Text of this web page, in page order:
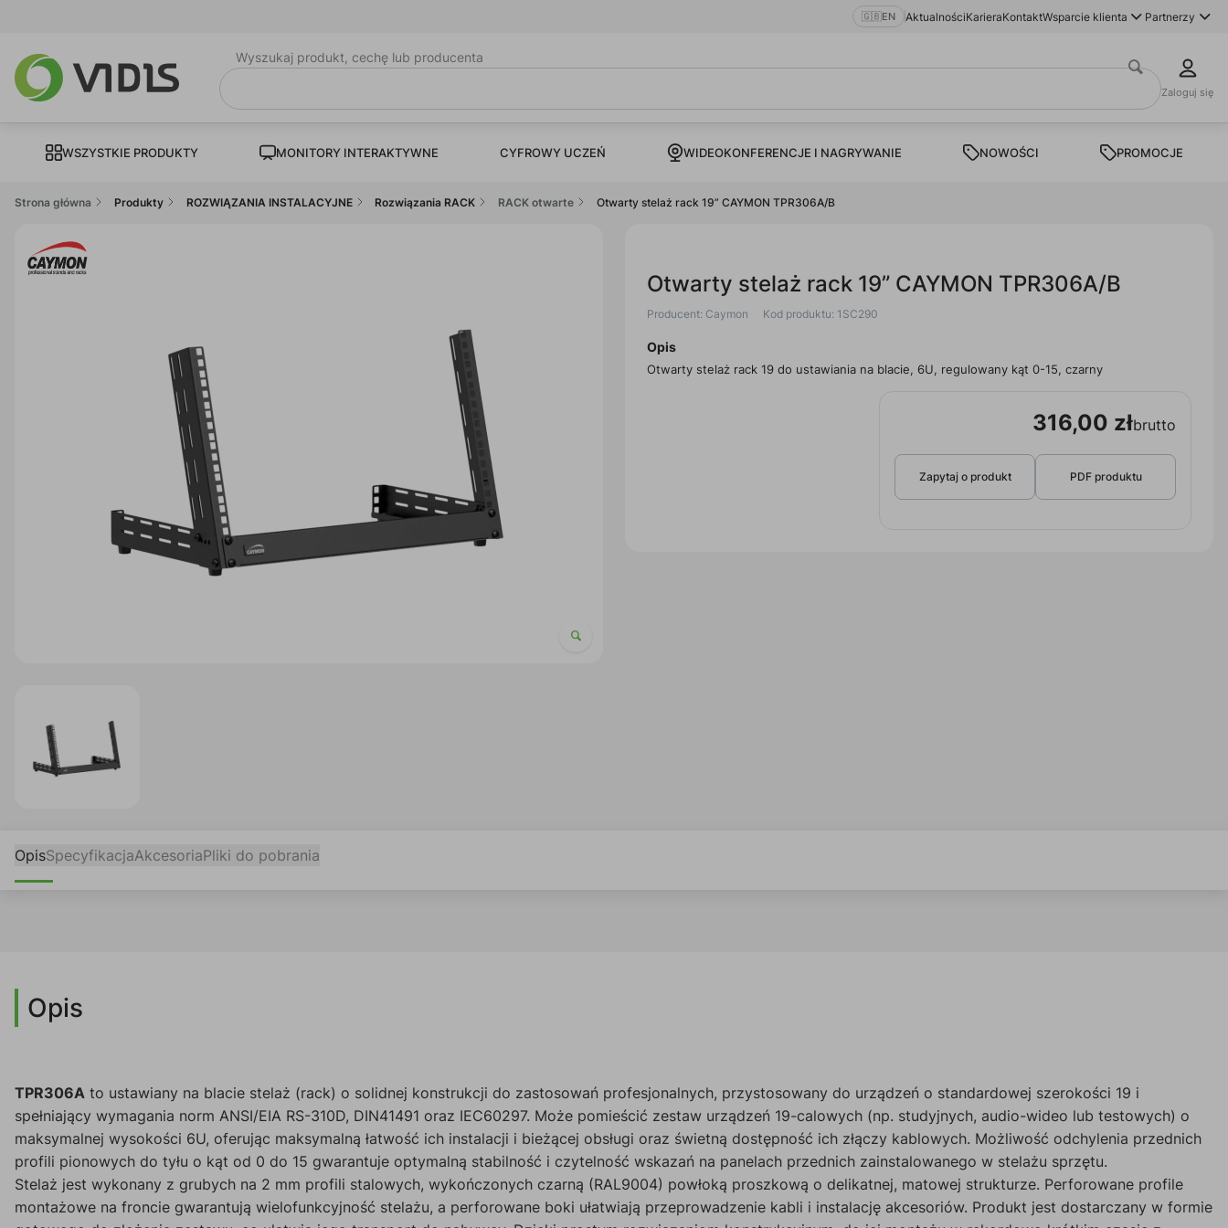
🇬🇧EN AktualnościKarieraKontaktWsparcie klienta Partnerzy
Wyszukaj produkt, cechę lub producenta
Zaloguj się
WSZYSTKIE PRODUKTY MONITORY INTERAKTYWNE CYFROWY UCZEŃ WIDEOKONFERENCJE I NAGRYWANIE NOWOŚCI PROMOCJE
Strona główna Produkty ROZWIĄZANIA INSTALACYJNE Rozwiązania RACK RACK otwarte Otwarty stelaż rack 19” CAYMON TPR306A/B
Otwarty stelaż rack 19” CAYMON TPR306A/B
Producent: Caymon Kod produktu: 1SC290
Opis
Otwarty stelaż rack 19 do ustawiania na blacie, 6U, regulowany kąt 0-15, czarny
316,00 złbrutto
Zapytaj o produkt PDF produktu
OpisSpecyfikacjaAkcesoriaPliki do pobrania
Opis
TPR306A to ustawiany na blacie stelaż (rack) o solidnej konstrukcji do zastosowań profesjonalnych, przystosowany do urządzeń o standardowej szerokości 19 i
spełniający wymagania norm ANSI/EIA RS-310D, DIN41491 oraz IEC60297. Może pomieścić zestaw urządzeń 19-calowych (np. studyjnych, audio-wideo lub testowych) o
maksymalnej wysokości 6U, oferując maksymalną łatwość ich instalacji i bieżącej obsługi oraz świetną dostępność ich złączy kablowych. Możliwość odchylenia przednich
profili pionowych do tyłu o kąt od 0 do 15 gwarantuje optymalną stabilność i czytelność wskazań na panelach przednich zainstalowanego w stelażu sprzętu.
Stelaż jest wykonany z grubych na 2 mm profili stalowych, wykończonych czarną (RAL9004) powłoką proszkową o delikatnej, matowej strukturze. Perforowane profile
montażowe na froncie gwarantują wielofunkcyjność stelażu, a perforowane boki ułatwiają przeprowadzenie kabli i instalację akcesoriów. Produkt jest dostarczany w formie